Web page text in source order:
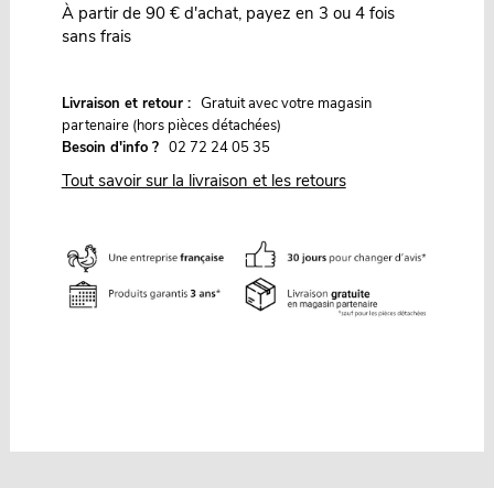
À partir de 90 € d'achat, payez en 3 ou 4 fois
sans frais
Livraison et retour : Gratuit avec votre magasin
partenaire (hors pièces détachées)
Besoin d'info ? 02 72 24 05 35
Tout savoir sur la livraison et les retours